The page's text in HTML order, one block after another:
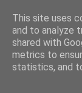
Taloja
[ Sisustaa ] [
This site uses
and to analyze
shared with
metrics to
statistics, and